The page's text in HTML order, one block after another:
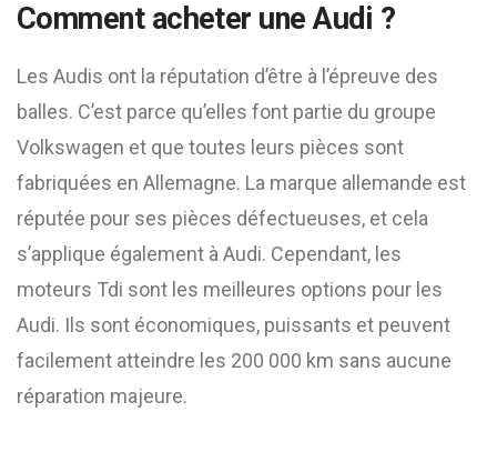
Comment acheter une Audi ?
Les Audis ont la réputation d’être à l’épreuve des
balles. C’est parce qu’elles font partie du groupe
Volkswagen et que toutes leurs pièces sont
fabriquées en Allemagne. La marque allemande est
réputée pour ses pièces défectueuses, et cela
s’applique également à Audi. Cependant, les
moteurs Tdi sont les meilleures options pour les
Audi. Ils sont économiques, puissants et peuvent
facilement atteindre les 200 000 km sans aucune
réparation majeure.